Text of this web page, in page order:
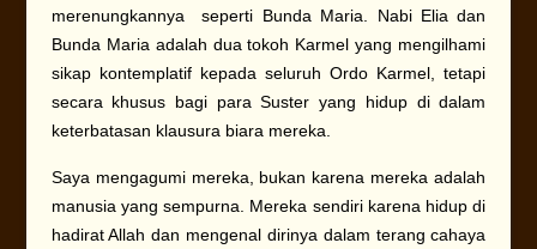
merenungkannya seperti Bunda Maria. Nabi Elia dan
Bunda Maria adalah dua tokoh Karmel yang mengilhami
sikap kontemplatif kepada seluruh Ordo Karmel, tetapi
secara khusus bagi para Suster yang hidup di dalam
keterbatasan klausura biara mereka.
Saya mengagumi mereka, bukan karena mereka adalah
manusia yang sempurna. Mereka sendiri karena hidup di
hadirat Allah dan mengenal dirinya dalam terang cahaya